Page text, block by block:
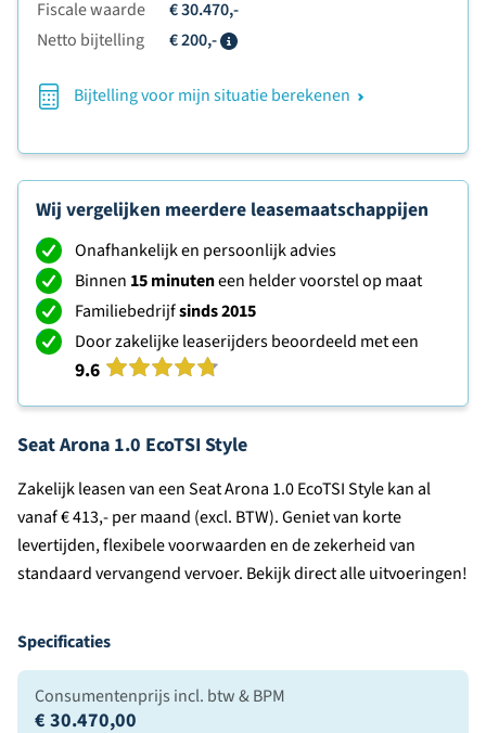
Fiscale waarde
€ 30.470,-
Netto bijtelling
€ 200,-
Bijtelling voor mijn situatie berekenen
Wij vergelijken meerdere leasemaatschappijen
Onafhankelijk en persoonlijk advies
Binnen 15 minuteneen helder voorstel op maat
Familiebedrijfsinds 2015
Door zakelijke leaserijders beoordeeld met een
9.6
Seat Arona 1.0 EcoTSI Style
Zakelijk leasen van een Seat Arona 1.0 EcoTSI Style kan al
vanaf € 413,- per maand (excl. BTW). Geniet van korte
levertijden, flexibele voorwaarden en de zekerheid van
standaard vervangend vervoer. Bekijk direct alle uitvoeringen!
Specificaties
Consumentenprijs incl. btw & BPM
€ 30.470,00